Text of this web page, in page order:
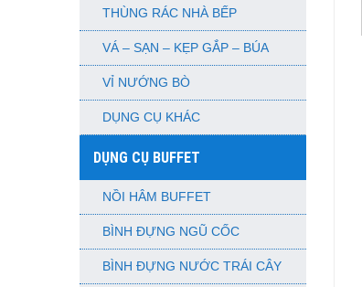
THÙNG RÁC NHÀ BẾP
VÁ – SẠN – KẸP GẮP – BÚA
VỈ NƯỚNG BÒ
DỤNG CỤ KHÁC
DỤNG CỤ BUFFET
NỒI HÂM BUFFET
BÌNH ĐỰNG NGŨ CỐC
BÌNH ĐỰNG NƯỚC TRÁI CÂY